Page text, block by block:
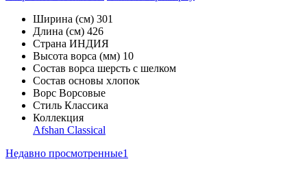
Ширина (см) 301
Длина (см) 426
Страна ИНДИЯ
Высота ворса (мм) 10
Состав ворса шерсть с шелком
Состав основы хлопок
Ворс Ворсовые
Стиль Классика
Коллекция
Afshan Classical
Недавно просмотренные1